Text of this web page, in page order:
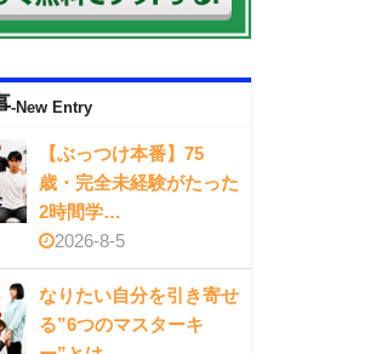
-New Entry
【ぶっつけ本番】75
歳・完全未経験がたった
2時間学…
2026-8-5
なりたい自分を引き寄せ
る”6つのマスターキ